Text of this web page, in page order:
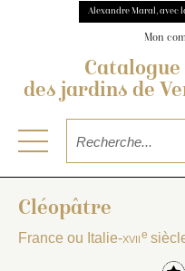
Alexandre Maral, avec
Mon
des jardins de
Cléopâtre
France ou Italie-xviie